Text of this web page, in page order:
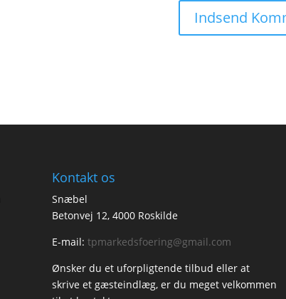
Kontakt os
Snæbel
Betonvej 12, 4000 Roskilde
E-mail: tpmarkedsfoering@gmail.com
Ønsker du et uforpligtende tilbud eller at
skrive et gæsteindlæg, er du meget velkommen